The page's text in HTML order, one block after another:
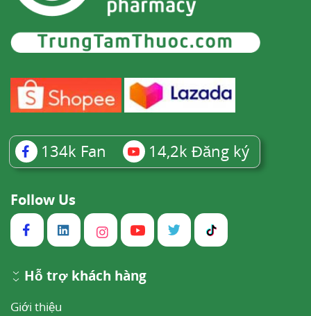
134k Fan 14,2k Đăng ký
Follow Us
Hỗ trợ khách hàng
Giới thiệu